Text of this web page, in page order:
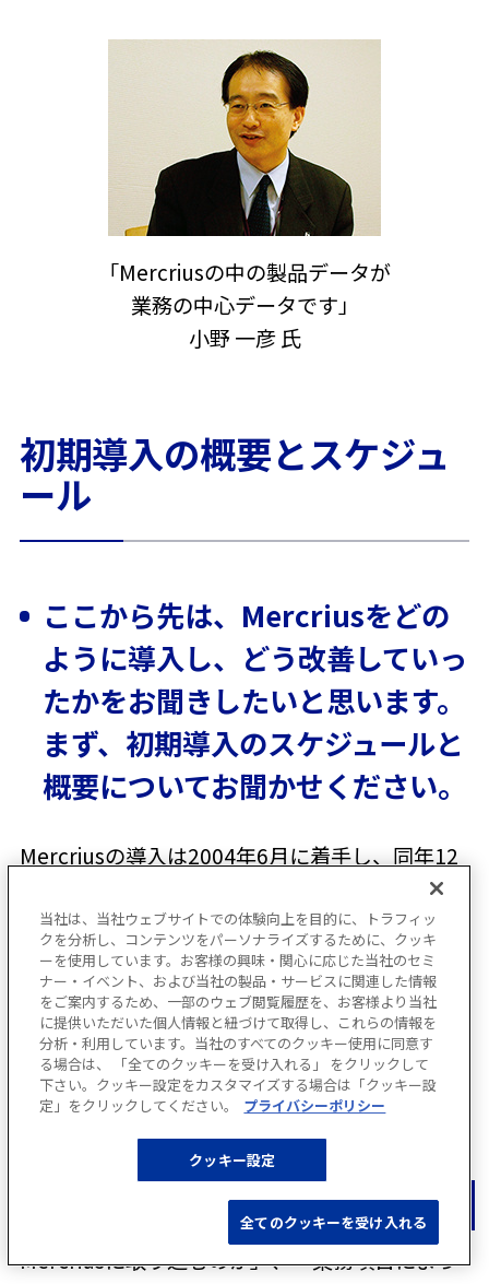
「Mercriusの中の製品データが
業務の中心データです」
小野 一彦 氏
初期導入の概要とスケジュ
ール
ここから先は、Mercriusをどの
ように導入し、どう改善していっ
たかをお聞きしたいと思います。
まず、初期導入のスケジュールと
概要についてお聞かせください。
Mercriusの導入は2004年6月に着手し、同年12
月にカットオーバーしました。7カ月の間に以下
のような作業を行いました。
1. 現行業務の洗い出し（2カ月）
「現行業務がどういうフローで動いているの
か」、「それぞれのフローで、どんな書類、帳
票が動いているのか」などを確認しました。
2.Mercriusへ現行業務をどう反映するかの設計
「現行業務のフローのうち、どの部分を
Mercriusに取り込むのか」、「業務項目によっ
当社は、当社ウェブサイトでの体験向上を目的に、トラフィッ
クを分析し、コンテンツをパーソナライズするために、クッキ
ーを使用しています。お客様の興味・関心に応じた当社のセミ
ナー・イベント、および当社の製品・サービスに関連した情報
をご案内するため、一部のウェブ閲覧履歴を、お客様より当社
に提供いただいた個人情報と紐づけて取得し、これらの情報を
分析・利用しています。当社のすべてのクッキー使用に同意す
る場合は、 「全てのクッキーを受け入れる」 をクリックして
下さい。クッキー設定をカスタマイズする場合は「クッキー設
定」をクリックしてください。
プライバシーポリシー
クッキー設定
全てのクッキーを受け入れる